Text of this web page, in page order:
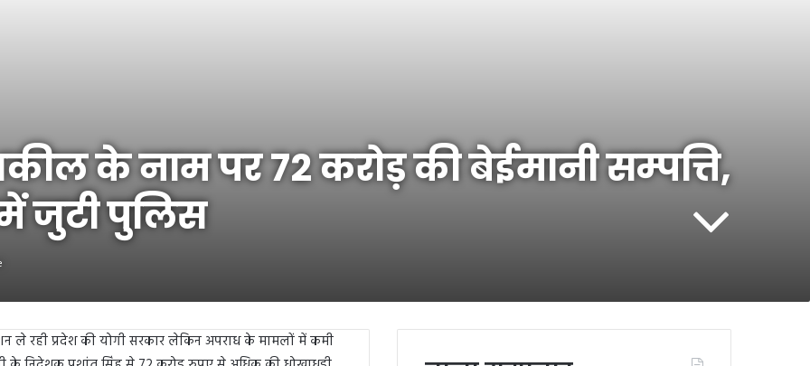
के नाम पर 72 करोड़ की बेईमानी सम्पत्ति,
जुटी पुलिस
ले रही प्रदेश की योगी सरकार लेकिन अपराध के मामलों में कमी